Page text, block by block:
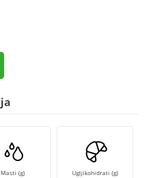
Masti (g) Ugljikohidrati (g)